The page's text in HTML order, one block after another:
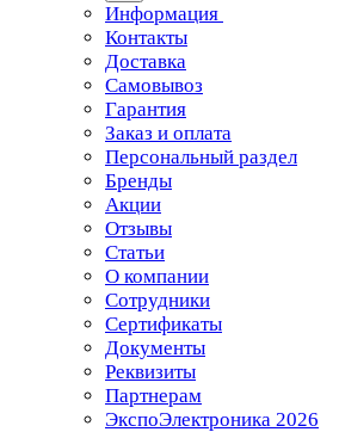
Информация
Контакты
Доставка
Самовывоз
Гарантия
Заказ и оплата
Персональный раздел
Бренды
Акции
Отзывы
Статьи
О компании
Сотрудники
Сертификаты
Документы
Реквизиты
Партнерам
ЭкспоЭлектроника 2026